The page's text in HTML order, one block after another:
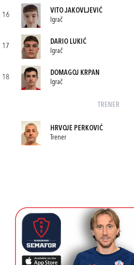
16
VITO JAKOVLJEVIĆ
Igrač
17
DARIO LUKIĆ
Igrač
18
DOMAGOJ KRPAN
Igrač
TRENER
HRVOJE PERKOVIĆ
Trener